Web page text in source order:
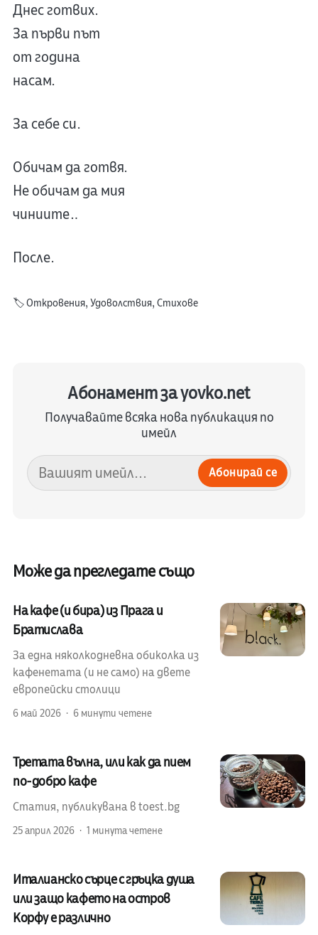
Днес готвих.
За първи път
от година
насам.
За себе си.
Обичам да готвя.
Не обичам да мия
чиниите…
После.
🏷️Откровения, Удоволствия, Стихове
Абонамент за yovko.net
Получавайте всяка нова публикация по
имейл
Абонирай се
Може да прегледате също
На кафе (и бира) из Прага и
Братислава
За една няколкодневна обиколка из
кафенетата (и не само) на двете
европейски столици
6 май 2026 6 минути четене
Третата вълна, или как да пием
по-добро кафе
Статия, публикувана в toest.bg
25 април 2026 1 минута четене
Италианско сърце с гръцка душа
или защо кафето на остров
Корфу е различно